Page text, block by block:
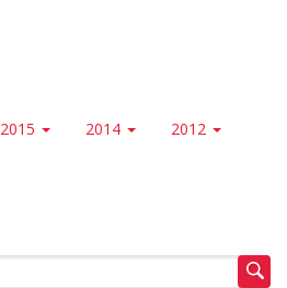
2015 2014 2012